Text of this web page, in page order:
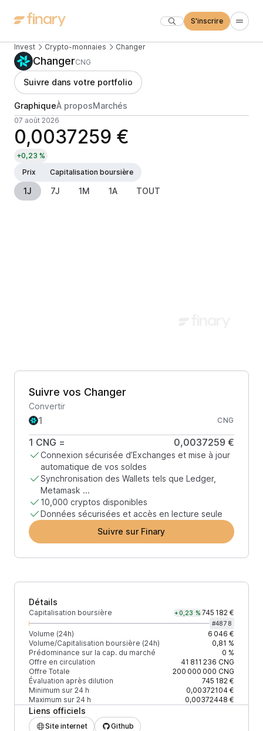
S'inscrire
Invest Crypto-monnaies Changer
ChangerCNG
Suivre dans votre portfolio
GraphiqueÀ proposMarchés
07 août 2026
0,0037259 €
+0,23 %
Prix
Capitalisation boursière
1J 7J 1M 1A TOUT
Suivre vos Changer
Convertir
CNG
1 CNG = 0,0037259 €
Connexion sécurisée d’Exchanges et mise à jour
automatique de vos soldes
Synchronisation des Wallets tels que Ledger,
Metamask ...
10,000 cryptos disponibles
Données sécurisées et accès en lecture seule
Suivre sur Finary
Détails
Capitalisation boursière +0,23 % 745 182 €
#4878
Volume (24h)
6 046 €
Volume/Capitalisation boursière (24h)
0,81 %
Prédominance sur la cap. du marché
0 %
Offre en circulation
41 811 236 CNG
Offre Totale
200 000 000 CNG
Évaluation après dilution
745 182 €
Minimum sur 24 h
0,00372104 €
Maximum sur 24 h
0,00372448 €
Liens officiels
Site internet Github